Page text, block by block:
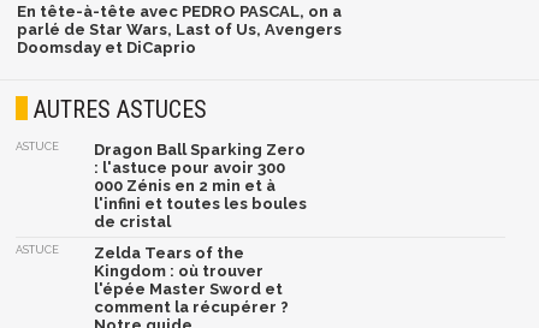
En tête-à-tête avec PEDRO PASCAL, on a
parlé de Star Wars, Last of Us, Avengers
Doomsday et DiCaprio
AUTRES ASTUCES
ASTUCE
Dragon Ball Sparking Zero
: l'astuce pour avoir 300
000 Zénis en 2 min et à
l'infini et toutes les boules
de cristal
ASTUCE
Zelda Tears of the
Kingdom : où trouver
l'épée Master Sword et
comment la récupérer ?